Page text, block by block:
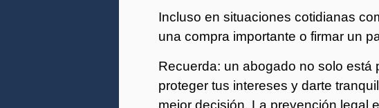
Incluso en situaciones cotidianas
una compra importante o firmar un
Recuerda: un abogado no solo está
proteger tus intereses y darte
mejor decisión. La prevención legal